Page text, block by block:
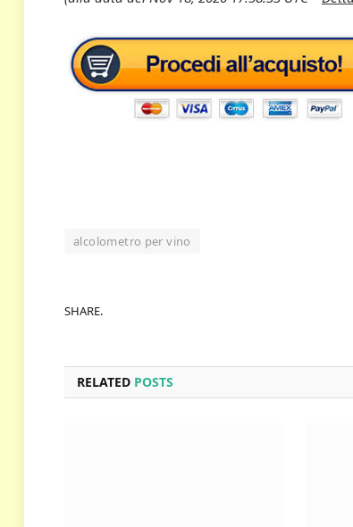
alcolometro per vino
SHARE.
RELATED POSTS